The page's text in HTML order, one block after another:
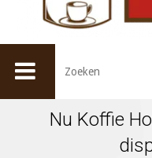
Nu Koffie